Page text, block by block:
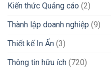
Kiến thức Quảng cáo (2)
Thành lập doanh nghiệp (9)
Thiết kế In Ấn (3)
Thông tin hữu ích (720)